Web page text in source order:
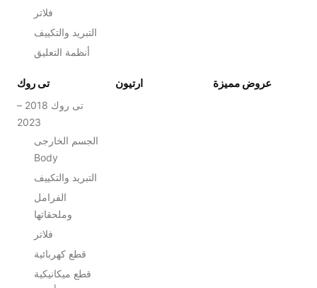
فلاتر
التبريد والتكييف
أنظمة التعليق
تى روك
تى روك 2018 –
2023
الجسم الخارجى
Body
التبريد والتكييف
الفرامل
وملحقاتها
فلاتر
قطع كهربائية
قطع ميكانيكية
ارتيون عروض مميزة